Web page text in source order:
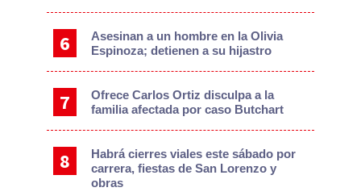
Asesinan a un hombre en la Olivia
Espinoza; detienen a su hijastro
Ofrece Carlos Ortiz disculpa a la
familia afectada por caso Butchart
Habrá cierres viales este sábado por
carrera, fiestas de San Lorenzo y
obras